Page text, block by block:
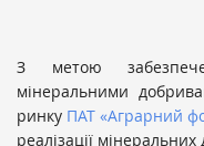
З метою
мінеральними
ринку ПАТ «Аграрний
реалізації